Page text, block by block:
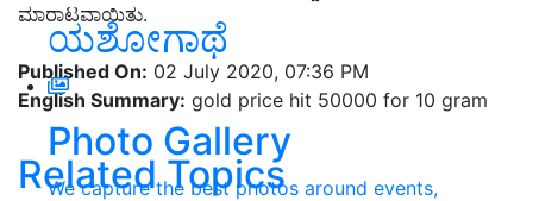
ಯಶೋಗಾಥೆ
Photo Gallery
We capture the best photos around events,
ಮಾರಾಟವಾಯಿತು.
Published On: 02 July 2020, 07:36 PM
English Summary: gold price hit 50000 for 10 gram
Related Topics